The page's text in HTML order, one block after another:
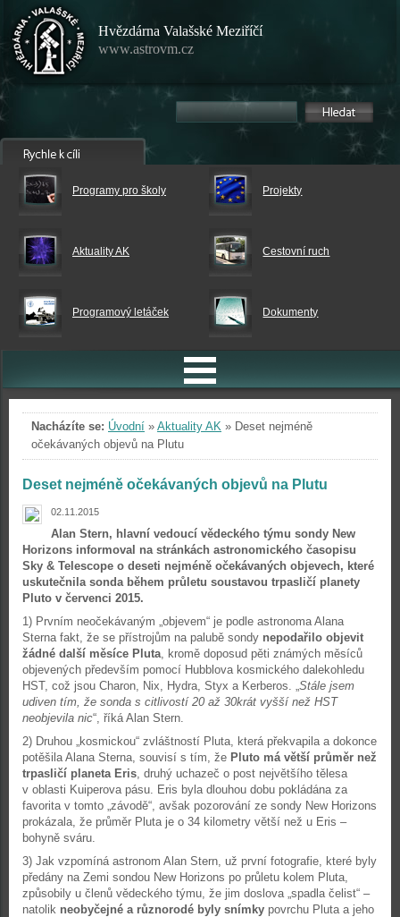
Hvězdárna Valašské Meziříčí
www.astrovm.cz
Programy pro školy Projekty
Aktuality AK Cestovní ruch
Programový letáček Dokumenty
Nacházíte se: Úvodní » Aktuality AK » Deset nejméně
očekávaných objevů na Plutu
Deset nejméně očekávaných objevů na Plutu
02.11.2015
Alan Stern, hlavní vedoucí vědeckého týmu sondy New
Horizons informoval na stránkách astronomického časopisu
Sky & Telescope o deseti nejméně očekávaných objevech, které
uskutečnila sonda během průletu soustavou trpasličí planety
Pluto v červenci 2015.
1) Prvním neočekávaným „objevem“ je podle astronoma Alana
Sterna fakt, že se přístrojům na palubě sondy nepodařilo objevit
žádné další měsíce Pluta, kromě doposud pěti známých měsíců
objevených především pomocí Hubblova kosmického dalekohledu
HST, což jsou Charon, Nix, Hydra, Styx a Kerberos. „Stále jsem
udiven tím, že sonda s citlivostí 20 až 30krát vyšší než HST
neobjevila nic“, říká Alan Stern.
2) Druhou „kosmickou“ zvláštností Pluta, která překvapila a dokonce
potěšila Alana Sterna, souvisí s tím, že Pluto má větší průměr než
trpasličí planeta Eris, druhý uchazeč o post největšího tělesa
v oblasti Kuiperova pásu. Eris byla dlouhou dobu pokládána za
favorita v tomto „závodě“, avšak pozorování ze sondy New Horizons
prokázala, že průměr Pluta je o 34 kilometry větší než u Eris –
bohyně sváru.
3) Jak vzpomíná astronom Alan Stern, už první fotografie, které byly
předány na Zemi sondou New Horizons po průletu kolem Pluta,
způsobily u členů vědeckého týmu, že jim doslova „spadla čelist“ –
natolik neobyčejné a různorodé byly snímky povrchu Pluta a jeho